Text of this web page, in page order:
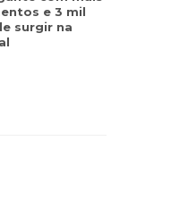
e 3 mil
surgir na